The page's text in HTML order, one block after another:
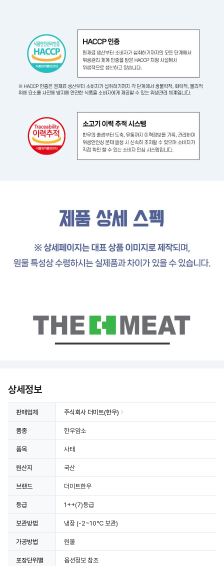
상세정보
판매업체 주식회사 더미트(한우)
품종 한우암소
품목 사태
원산지 국산
브랜드 더미트한우
등급 1++(7)등급
보관방법 냉장 (-2~10℃ 보관)
가공방법 원물
포장단위별
옵션정보 참조